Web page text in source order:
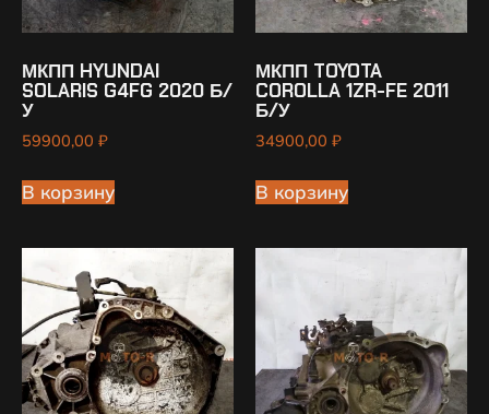
МКПП HYUNDAI
SOLARIS G4FG 2020 Б/
У
59900,00 ₽
В корзину
МКПП TOYOTA
COROLLA 1ZR-FE 2011
Б/У
34900,00 ₽
В корзину